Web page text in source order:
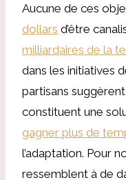
Aucune de ces
dollars d’être
milliardaires de la
dans les initiatives
partisans
constituent une
gagner plus de
l’adaptation. Pour
ressemblent à de